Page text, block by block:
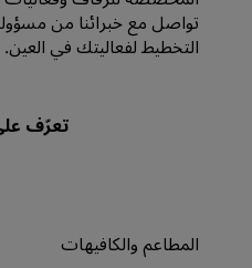
تواصل مع خبرائنا من
التخطيط لفعاليتك في العين.
المطاعم والكافيهات